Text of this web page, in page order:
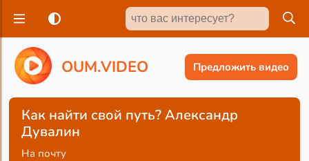
OUM.VIDEO Предложить видео
Как найти свой путь? Александр
Дувалин
На почту